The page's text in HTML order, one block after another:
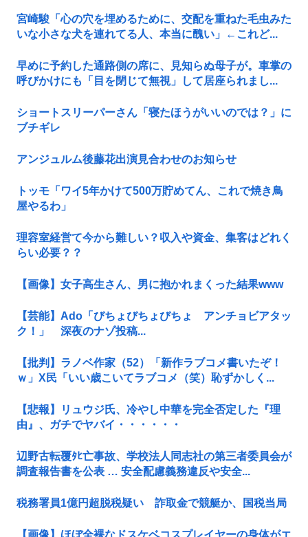
宮崎駿「心の穴を埋めるために、交配を重ねた毛虫みた
いな小さな犬を連れてる人、本当に醜い」←これど...
早めに予約した通路側の席に、見知らぬ母子が。車掌の
呼びかけにも「目を閉じて無視」して居座られまし...
ショートスリーパーさん「寝たほうがいいのでは？」に
ブチギレ
アンジュルム後藤花出演見合わせのお知らせ
トッモ「ワイ5年かけて500万貯めてん、これで焼き鳥
屋やるわ」
理容室経営て今から難しい？収入や資金、集客はどれく
らい必要？？
【画像】女子高生さん、男に抱かれまくった結果www
【芸能】Ado「びちょびちょびちょ アンチョビアタッ
ク！」 深夜のナゾ投稿...
【批判】ラノベ作家（52）「新作ラブコメ書いたぞ！
ｗ」X民「いい歳こいてラブコメ（笑）恥ずかしく...
【悲報】リュウジ氏、冷やし中華を完全否定した『理
由』、ガチでヤバイ・・・・・・
辺野古転覆ﾀﾋ亡事故、学校法人同志社の第三者委員会が
調査報告書を公表 … 安全配慮義務違反や安全...
税務署員1億円超脱税疑い 詐取金で競艇か、国税当局
【画像】ほぼ全裸なドスケベコスプレイヤーの身体がエ